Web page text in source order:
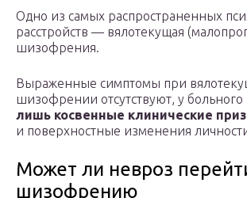
Одно из самых распространенных
расстройств — вялотекущая
шизофрения.
Выраженные симптомы при
шизофрении отсутствуют, у больного
лишь косвенные клинические
и поверхностные изменения
Может ли невроз
шизофрению